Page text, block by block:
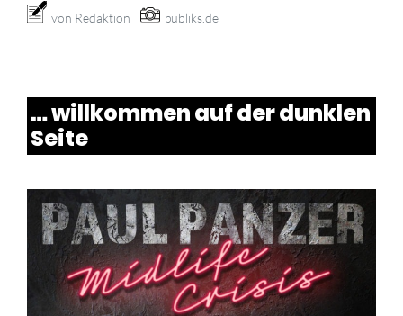
von Redaktion publiks.de
… willkommen auf der dunklen
Seite